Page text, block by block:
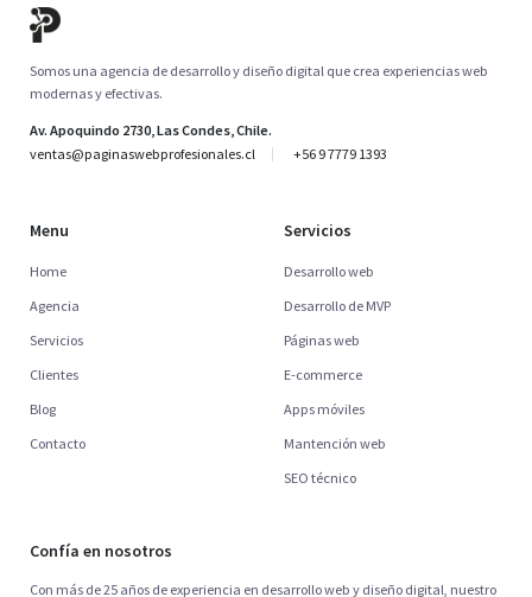
Somos una agencia de desarrollo y diseño digital que crea experiencias web
modernas y efectivas.
Av. Apoquindo 2730, Las Condes, Chile.
ventas@paginaswebprofesionales.cl
+56 9 7779 1393
Menu
Home
Agencia
Servicios
Clientes
Blog
Contacto
Servicios
Desarrollo web
Desarrollo de MVP
Páginas web
E-commerce
Apps móviles
Mantención web
SEO técnico
Confía en nosotros
Con más de 25 años de experiencia en desarrollo web y diseño digital, nuestro